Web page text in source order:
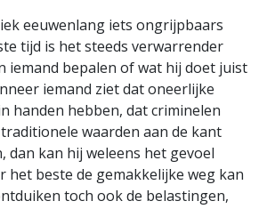
eeuwenlang iets ongrijpbaars
tijd is het steeds verwarrender
iemand bepalen of wat hij doet juist
iemand ziet dat oneerlijke
handen hebben, dat criminelen
waarden aan de kant
dan kan hij weleens het gevoel
het beste de gemakkelijke weg kan
toch ook de belastingen,